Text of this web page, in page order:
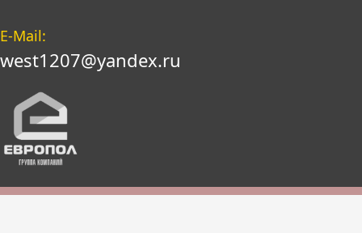
E-Mail:
west1207@yandex.ru